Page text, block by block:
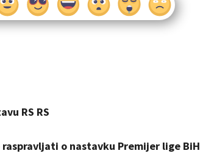
RS RS
o nastavku Premijer lige BiH